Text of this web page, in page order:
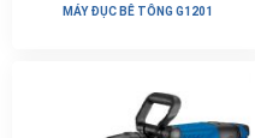
MÁY ĐỤC BÊ TÔNG G1201